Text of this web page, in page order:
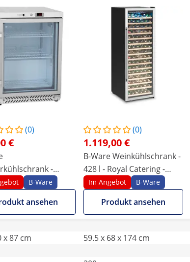
(0)
€
-
- 170
B-Ware
ansehen
(0)
1.119,00 €
B-Ware Weinkühlschrank -
428 l - Royal Catering -
pulverbeschichteter Stahl
Im Angebot B-Ware
Produkt ansehen
x 87 cm 59.5 x 68 x 174 cm